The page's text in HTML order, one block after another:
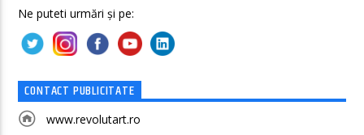
Ne puteti urmări și pe:
CONTACT PUBLICITATE
www.revolutart.ro